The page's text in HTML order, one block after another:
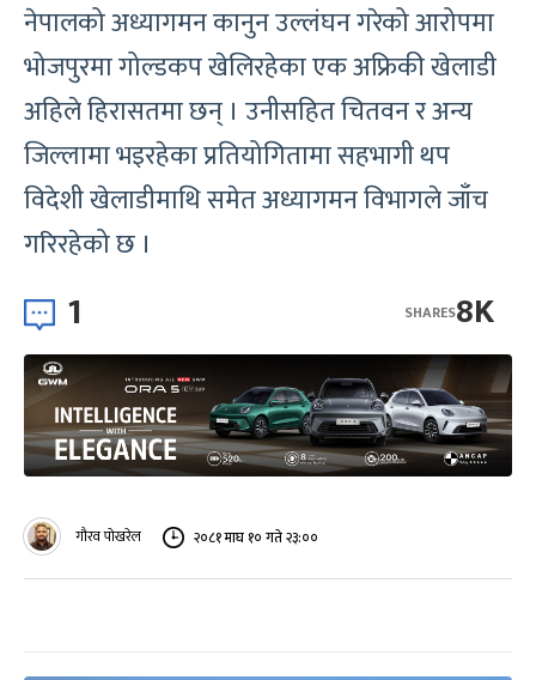
नेपालको अध्यागमन कानुन उल्लंघन गरेको आरोपमा
भोजपुरमा गोल्डकप खेलिरहेका एक अफ्रिकी खेलाडी
अहिले हिरासतमा छन् । उनीसहित चितवन र अन्य
जिल्लामा भइरहेका प्रतियोगितामा सहभागी थप
विदेशी खेलाडीमाथि समेत अध्यागमन विभागले जाँच
गरिरहेको छ ।
1 8K
SHARES
गौरव पोखरेल २०८१ माघ १० गते २३:००